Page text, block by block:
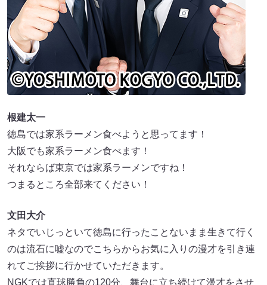
根建太一
徳島では家系ラーメン食べようと思ってます！
大阪でも家系ラーメン食べます！
それならば東京では家系ラーメンですね！
つまるところ全部来てください！
文田大介
ネタでいじっといて徳島に行ったことないまま生きて行く
のは流石に嘘なのでこちらからお気に入りの漫才を引き連
れてご挨拶に行かせていただきます。
NGKでは直球勝負の120分、舞台に立ち続けて漫才をさせ